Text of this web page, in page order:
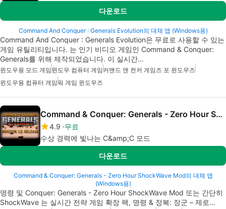
다운로드
Command And Conquer : Generals Evolution의 대체 앱 (Windows용)
Command And Conquer : Generals Evolution은 무료로 사용할 수 있는
게임 유틸리티입니다. 는 인기 비디오 게임인 Command & Conquer:
Generals를 위해 제작되었습니다. 이 실시간…
윈도우용 모드 게임윈도우 컴퓨터 게임커맨드 앤 컨커 게임즈 포 윈도우즈
윈도우용 컴퓨터 게임워 게임 윈도우즈
Command & Conquer: Generals - Zero Hour ShockWave Mod
4.9 무료
수상 경력에 빛나는 C&amp;C 모드
다운로드
Command & Conquer: Generals - Zero Hour ShockWave Mod의 대체 앱
(Windows용)
명령 및 Conquer: Generals - Zero Hour ShockWave Mod 또는 간단히
ShockWave 는 실시간 전략 게임 확장 팩, 명령 & 정복: 장군 – 제로…